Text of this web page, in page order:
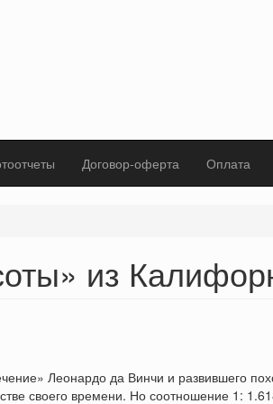
Договор-оферта Оплата
из
Леонардо да Винчи и развившего
своего времени. Но соотношение 1: